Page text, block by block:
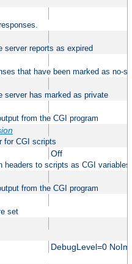
server reports as expired
that have been marked as no-
server has marked as private
from the CGI program
for CGI scripts
Off
headers to scripts as CGI variables
from the CGI program
set
DebugLevel=0